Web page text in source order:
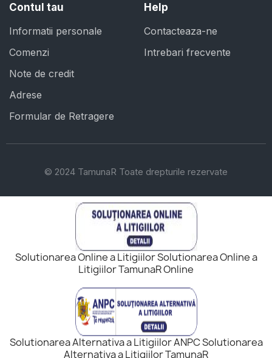
Contul tau
Informatii personale
Comenzi
Note de credit
Adrese
Formular de Retragere
Help
Contacteaza-ne
Intrebari frecvente
© 2024 TamunaR Toate drepturile rezervate
Solutionarea Online a Litigiilor Solutionarea Online a
Litigiilor TamunaR Online
Solutionarea Alternativa a Litigiilor ANPC Solutionarea
Alternativa a Litigiilor TamunaR